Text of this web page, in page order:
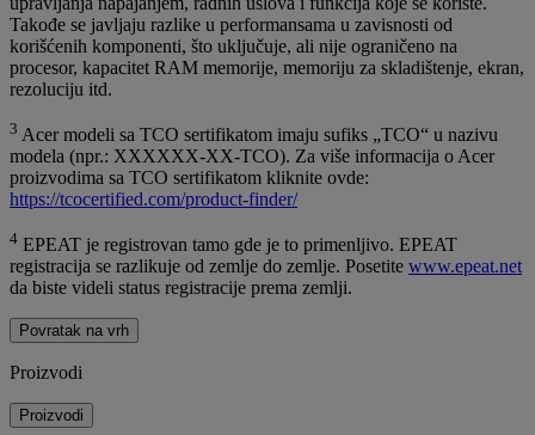
Takođe se javljaju razlike u performansama u zavisnosti od
korišćenih komponenti, što uključuje, ali nije ograničeno na
procesor, kapacitet RAM memorije, memoriju za skladištenje, ekran,
rezoluciju itd.
3 Acer modeli sa TCO sertifikatom imaju sufiks „TCO“ u nazivu
modela (npr.: XXXXXX-XX-TCO). Za više informacija o Acer
proizvodima sa TCO sertifikatom kliknite ovde:
https://tcocertified.com/product-finder/
4 EPEAT je registrovan tamo gde je to primenljivo. EPEAT
registracija se razlikuje od zemlje do zemlje. Posetite www.epeat.net
da biste videli status registracije prema zemlji.
Povratak na vrh
Proizvodi
Proizvodi